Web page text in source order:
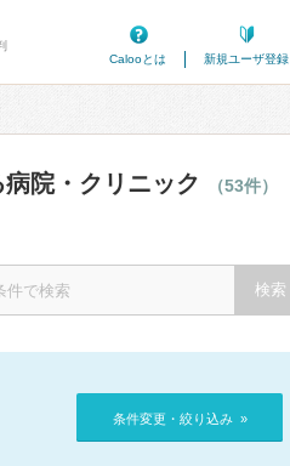
Calooとは
新規ユーザ登録
院・クリニック （53件）
条件変更・絞り込み »